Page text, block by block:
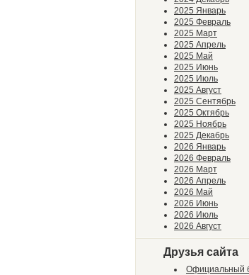
2025 Январь
2025 Февраль
2025 Март
2025 Апрель
2025 Май
2025 Июнь
2025 Июль
2025 Август
2025 Сентябрь
2025 Октябрь
2025 Ноябрь
2025 Декабрь
2026 Январь
2026 Февраль
2026 Март
2026 Апрель
2026 Май
2026 Июнь
2026 Июль
2026 Август
Друзья сайта
Официальный